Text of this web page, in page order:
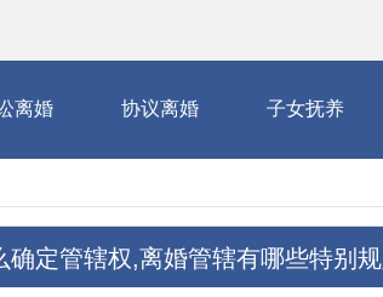
离婚 协议离婚 子女抚养
确定管辖权,离婚管辖有哪些特别